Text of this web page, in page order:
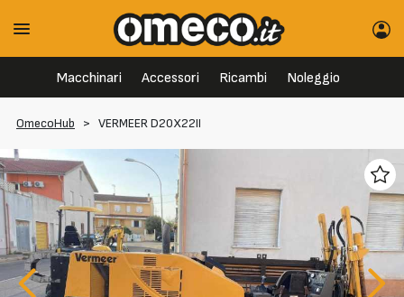
Macchinari Accessori Ricambi Noleggio
OmecoHub > VERMEER D20X22II